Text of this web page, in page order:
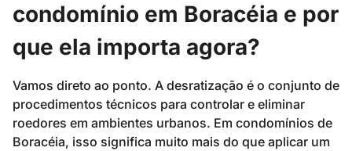
condomínio em Boracéia e por
que ela importa agora?
Vamos direto ao ponto. A desratização é o conjunto de
procedimentos técnicos para controlar e eliminar
roedores em ambientes urbanos. Em condomínios de
Boracéia, isso significa muito mais do que aplicar um